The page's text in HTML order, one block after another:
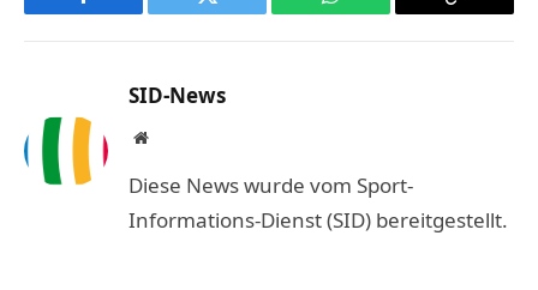
Facebook Twitter WhatsApp
Copy
SID-News
Website
Diese News wurde vom Sport-
Informations-Dienst (SID) bereitgestellt.